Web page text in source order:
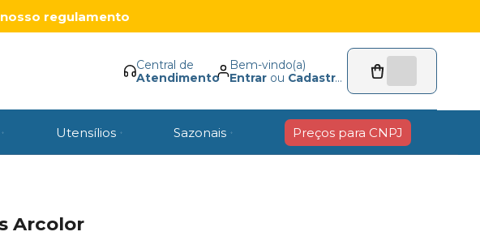
regulamento
Central de
Atendimento
Bem-vindo(a)
Entrar ou Cadastrar
Utensílios Sazonais Preços para CNPJ
Arcolor